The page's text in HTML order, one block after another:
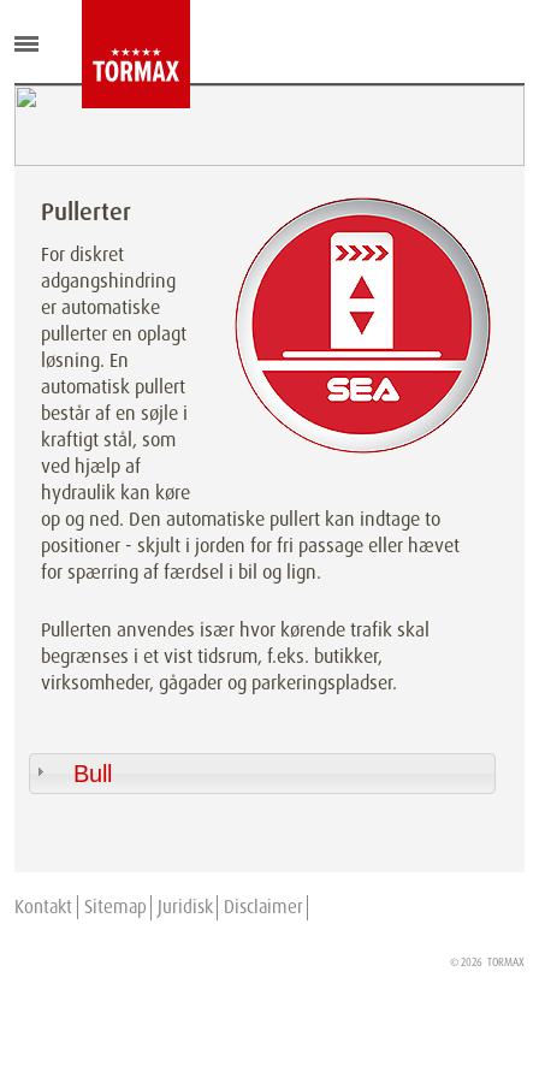
Pullerter
For diskret
adgangshindring
er automatiske
pullerter en oplagt
løsning. En
automatisk pullert
består af en søjle i
kraftigt stål, som
ved hjælp af
hydraulik kan køre
op og ned. Den automatiske pullert kan indtage to
positioner - skjult i jorden for fri passage eller hævet
for spærring af færdsel i bil og lign.
Pullerten anvendes især hvor kørende trafik skal
begrænses i et vist tidsrum, f.eks. butikker,
virksomheder, gågader og parkeringspladser.
Bull
Kontakt Sitemap Juridisk Disclaimer
© 2026 TORMAX